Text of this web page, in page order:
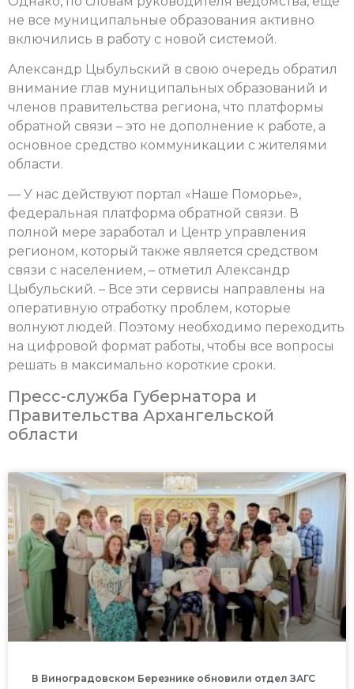
не все муниципальные образования активно
включились в работу с новой системой.
Александр Цыбульский в свою очередь обратил
внимание глав муниципальных образований и
членов правительства региона, что платформы
обратной связи – это не дополнение к работе, а
основное средство коммуникации с жителями
области.
— У нас действуют портал «Наше Поморье»,
федеральная платформа обратной связи. В
полной мере заработал и Центр управления
регионом, который также является средством
связи с населением, – отметил Александр
Цыбульский. – Все эти сервисы направлены на
оперативную отработку проблем, которые
волнуют людей. Поэтому необходимо переходить
на цифровой формат работы, чтобы все вопросы
решать в максимально короткие сроки.
Пресс-служба Губернатора и
Правительства Архангельской
области
В Виноградовском Березнике обновили отдел ЗАГС